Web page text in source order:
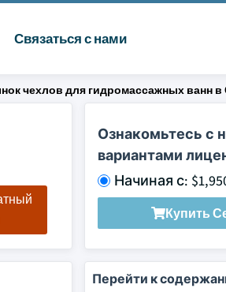
Связаться с нами
чехлов для гидромассажных ванн
Ознакомьтесь с
вариантами
Начиная с:
Купить
Перейти к